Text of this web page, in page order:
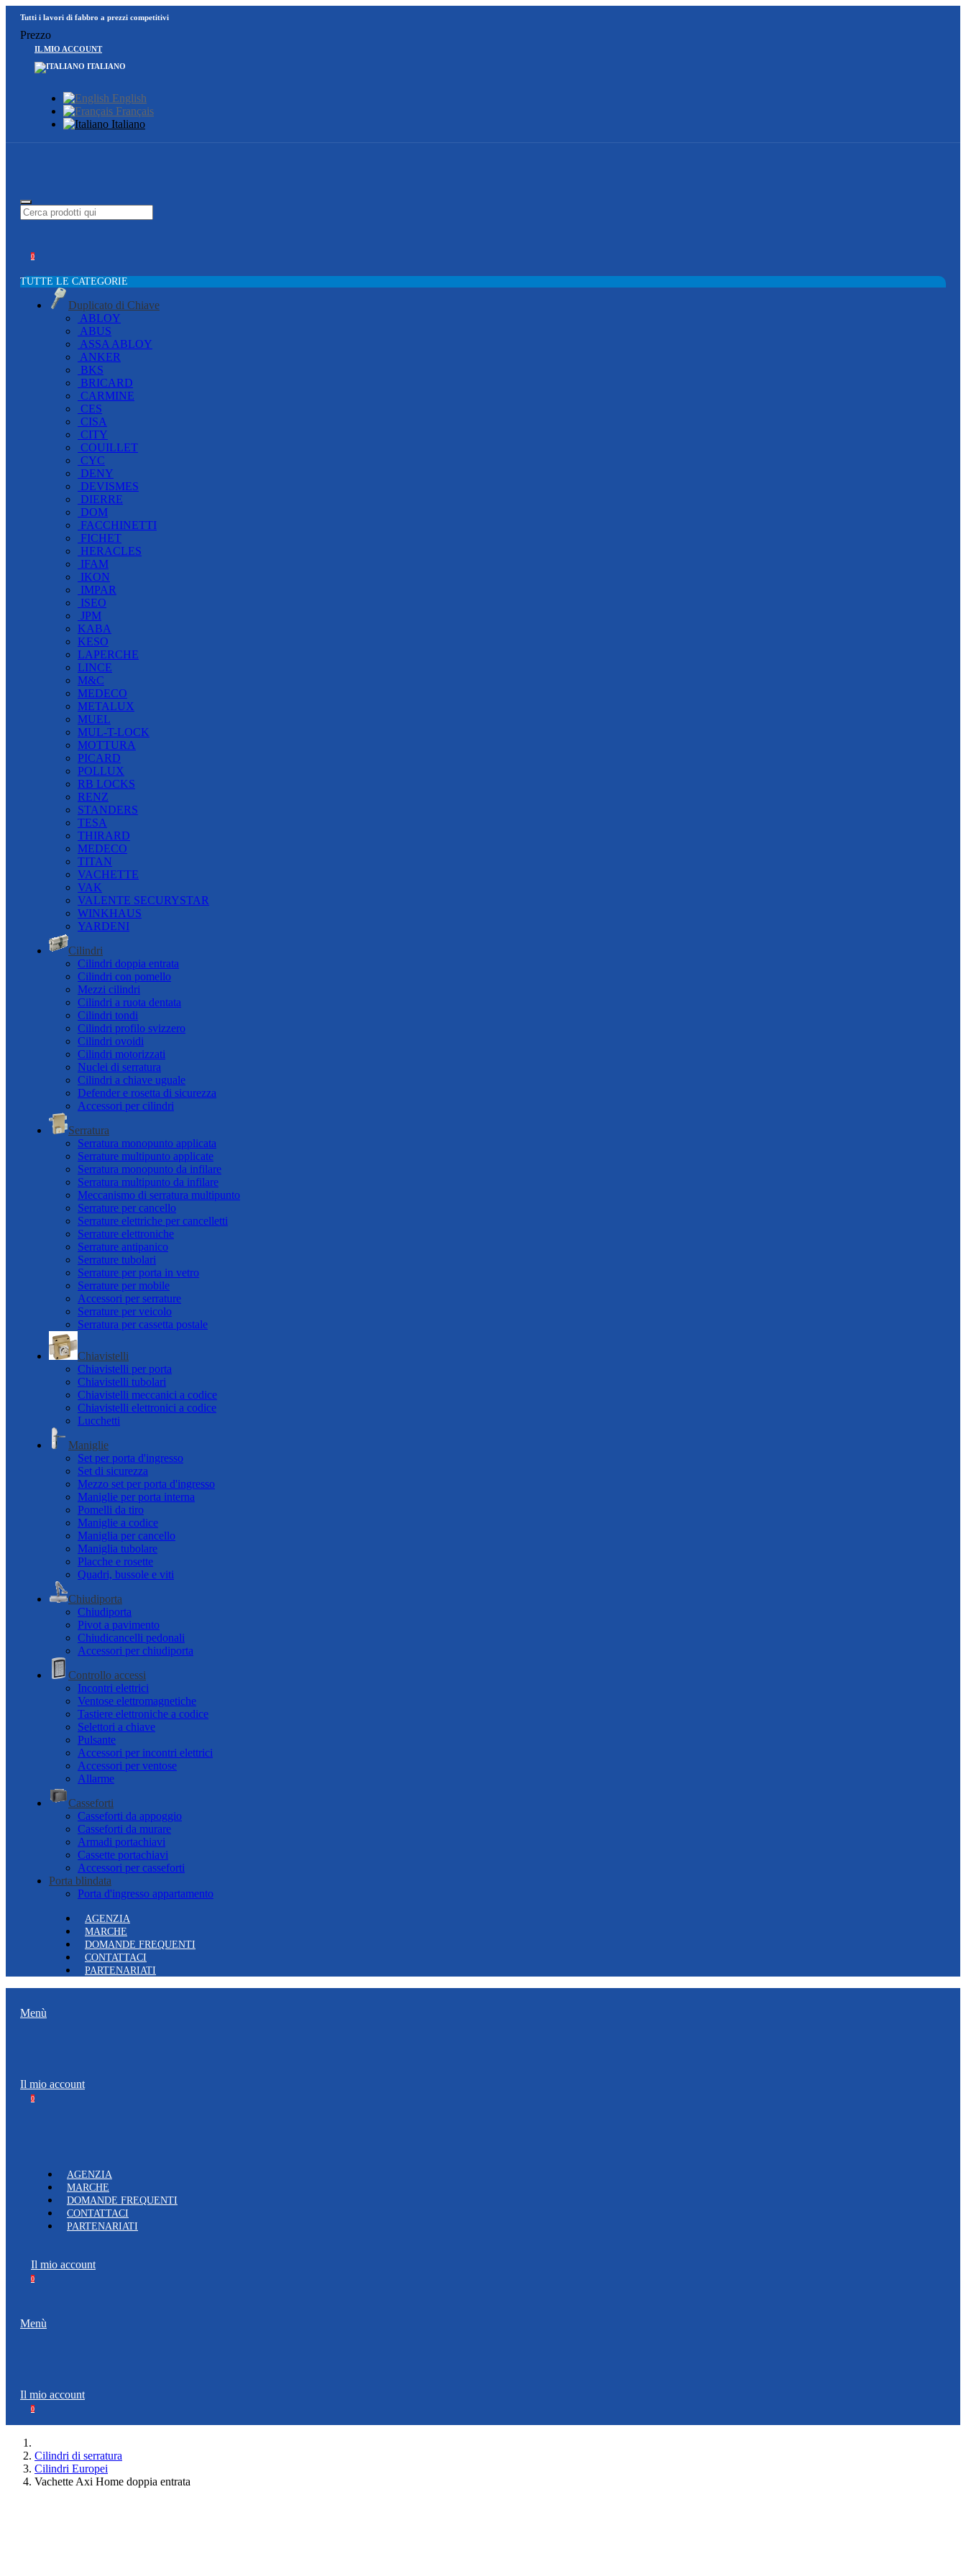
Tutti i lavori di fabbro a prezzi competitivi
Prezzo
IL MIO ACCOUNT
ITALIANO
English
Français
Italiano
0
TUTTE LE CATEGORIE
Duplicato di Chiave
ABLOY
ABUS
ASSA ABLOY
ANKER
BKS
BRICARD
CARMINE
CES
CISA
CITY
COUILLET
CYC
DENY
DEVISMES
DIERRE
DOM
FACCHINETTI
FICHET
HERACLES
IFAM
IKON
IMPAR
ISEO
JPM
KABA
KESO
LAPERCHE
LINCE
M&C
MEDECO
METALUX
MUEL
MUL-T-LOCK
MOTTURA
PICARD
POLLUX
RB LOCKS
RENZ
STANDERS
TESA
THIRARD
MEDECO
TITAN
VACHETTE
VAK
VALENTE SECURYSTAR
WINKHAUS
YARDENI
Cilindri
Cilindri doppia entrata
Cilindri con pomello
Mezzi cilindri
Cilindri a ruota dentata
Cilindri tondi
Cilindri profilo svizzero
Cilindri ovoidi
Cilindri motorizzati
Nuclei di serratura
Cilindri a chiave uguale
Defender e rosetta di sicurezza
Accessori per cilindri
Serratura
Serratura monopunto applicata
Serrature multipunto applicate
Serratura monopunto da infilare
Serratura multipunto da infilare
Meccanismo di serratura multipunto
Serrature per cancello
Serrature elettriche per cancelletti
Serrature elettroniche
Serrature antipanico
Serrature tubolari
Serrature per porta in vetro
Serrature per mobile
Accessori per serrature
Serrature per veicolo
Serratura per cassetta postale
Chiavistelli
Chiavistelli per porta
Chiavistelli tubolari
Chiavistelli meccanici a codice
Chiavistelli elettronici a codice
Lucchetti
Maniglie
Set per porta d'ingresso
Set di sicurezza
Mezzo set per porta d'ingresso
Maniglie per porta interna
Pomelli da tiro
Maniglie a codice
Maniglia per cancello
Maniglia tubolare
Placche e rosette
Quadri, bussole e viti
Chiudiporta
Chiudiporta
Pivot a pavimento
Chiudicancelli pedonali
Accessori per chiudiporta
Controllo accessi
Incontri elettrici
Ventose elettromagnetiche
Tastiere elettroniche a codice
Selettori a chiave
Pulsante
Accessori per incontri elettrici
Accessori per ventose
Allarme
Casseforti
Casseforti da appoggio
Casseforti da murare
Armadi portachiavi
Cassette portachiavi
Accessori per casseforti
Porta blindata
Porta d'ingresso appartamento
AGENZIA
MARCHE
DOMANDE FREQUENTI
CONTATTACI
PARTENARIATI
Menù
Il mio account
0
AGENZIA
MARCHE
DOMANDE FREQUENTI
CONTATTACI
PARTENARIATI
Il mio account
0
Menù
Il mio account
0
Cilindri di serratura
Cilindri Europei
Vachette Axi Home doppia entrata